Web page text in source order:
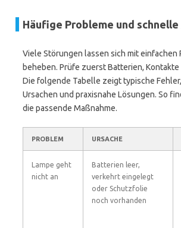
Häufige Probleme und
Viele Störungen lassen sich mit einfachen
beheben. Prüfe zuerst Batterien,
Die folgende Tabelle zeigt typische
Ursachen und praxisnahe Lösungen. So
die passende Maßnahme.
PROBLEM URSACHE
Lampe geht
nicht an
Batterien leer,
verkehrt eingelegt
oder Schutzfolie
noch vorhanden